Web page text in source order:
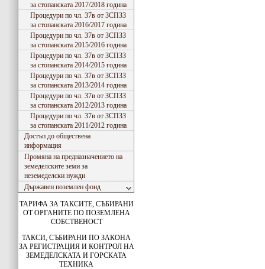
за стопанската 2017/2018 година
Процедури по чл. 37в от ЗСПЗЗ
за стопанската 2016/2017 година
Процедури по чл. 37в от ЗСПЗЗ
за стопанската 2015/2016 година
Процедури по чл. 37в от ЗСПЗЗ
за стопанската 2014/2015 година
Процедури по чл. 37в от ЗСПЗЗ
за стопанската 2013/2014 година
Процедури по чл. 37в от ЗСПЗЗ
за стопанската 2012/2013 година
Процедури по чл. 37в от ЗСПЗЗ
за стопанската 2011/2012 година
Достъп до обществена
информация
Промяна на предназначението на
земеделските земи за
неземеделски нужди
Държавен поземлен фонд
ТАРИФА ЗА ТАКСИТЕ, СЪБИРАНИ
ОТ ОРГАНИТЕ ПО ПОЗЕМЛЕНА
СОБСТВЕНОСТ
ТАКСИ, СЪБИРАНИ ПО ЗАКОНА
ЗА РЕГИСТРАЦИЯ И КОНТРОЛ НА
ЗЕМЕДЕЛСКАТА И ГОРСКАТА
ТЕХНИКА